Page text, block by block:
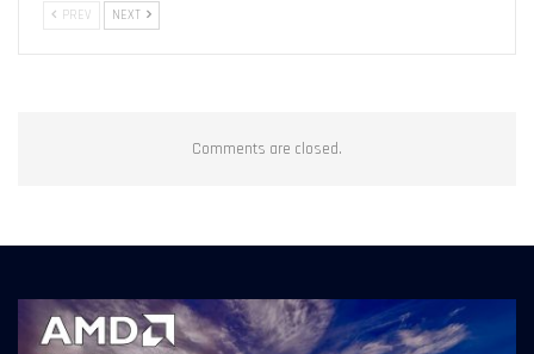
PREV NEXT
Comments are closed.